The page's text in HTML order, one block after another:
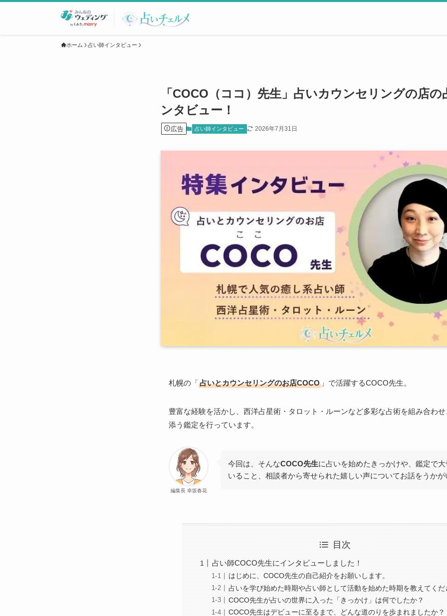
ホーム 占い師インタビュー
「COCO（ココ）先生」占いカウンセリングの店
ンタビュー！
広告 占い師インタビュー 2026年7月31日
札幌の「占いとカウンセリングのお店COCO 」で活躍するCOCO先生。
豊富な経験を活かし、西洋占星術・タロット・ルーンなど多彩な占術を組み合わ
添う鑑定を行っています。
編集長 幸坂春花
今回は、そんなCOCO先生に占いを始めたきっかけや、鑑定で
いること、相談者から寄せられた嬉しい声についてお話をうか
目次
占い師COCO先生にインタビューしました！
はじめに、COCO先生の自己紹介をお願いします。
占いを学び始めた時期や占い師として活動を始めた時期を教えてくだ
COCO先生が占いの世界に入った「きっかけ」は何でしたか？
COCO先生はデビューに至るまで、どんな道のりを歩まれましたか？